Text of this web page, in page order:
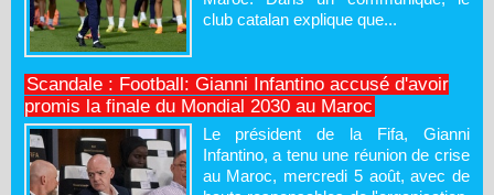
club catalan explique que...
Scandale : Football: Gianni Infantino accusé d'avoir
promis la finale du Mondial 2030 au Maroc
Le président de la Fifa, Gianni
Infantino, a tenu une réunion de crise
au Maroc, mercredi 5 août, avec de